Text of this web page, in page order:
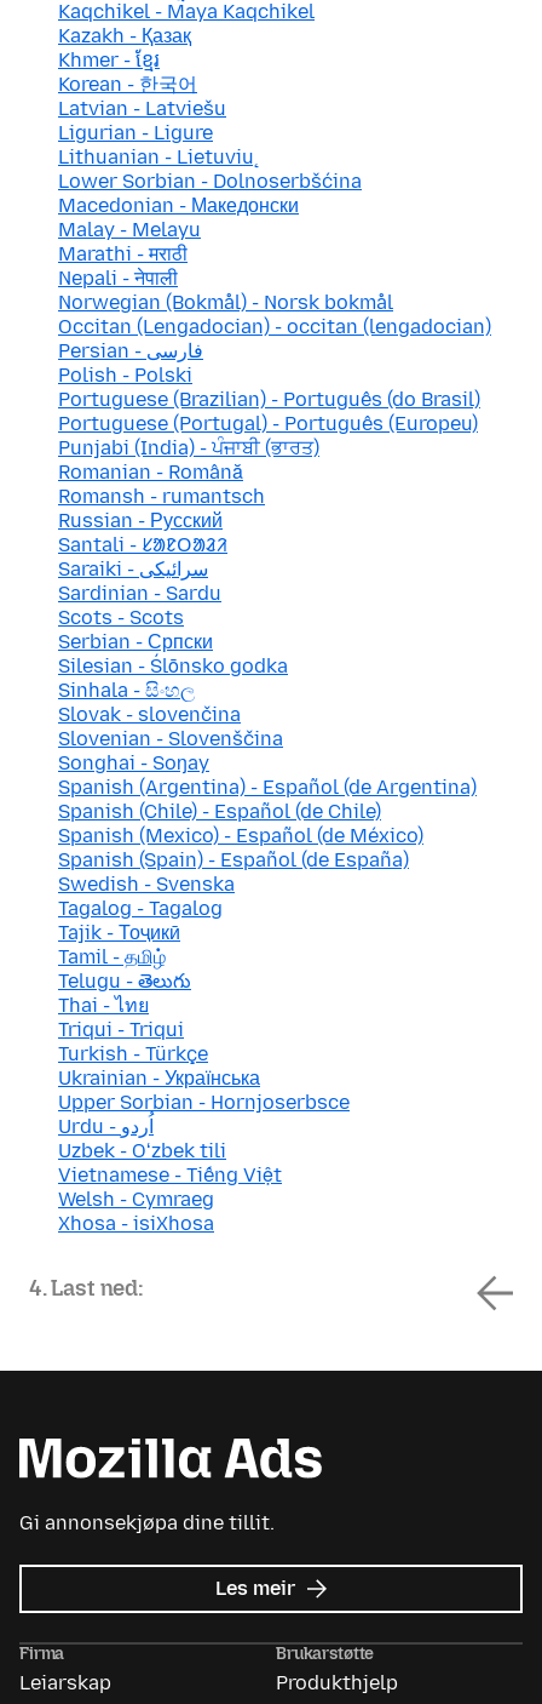
Kaqchikel - Maya Kaqchikel
Kazakh - Қазақ
Khmer - ខ្មែរ
Korean - 한국어
Latvian - Latviešu
Ligurian - Ligure
Lithuanian - Lietuvių
Lower Sorbian - Dolnoserbšćina
Macedonian - Македонски
Malay - Melayu
Marathi - मराठी
Nepali - नेपाली
Norwegian (Bokmål) - Norsk bokmål
Occitan (Lengadocian) - occitan (lengadocian)
Persian - فارسی
Polish - Polski
Portuguese (Brazilian) - Português (do Brasil)
Portuguese (Portugal) - Português (Europeu)
Punjabi (India) - ਪੰਜਾਬੀ (ਭਾਰਤ)
Romanian - Română
Romansh - rumantsch
Russian - Русский
Santali - ᱥᱟᱱᱛᱟᱲᱤ
Saraiki - سرائیکی
Sardinian - Sardu
Scots - Scots
Serbian - Српски
Silesian - Ślōnsko godka
Sinhala - සිංහල
Slovak - slovenčina
Slovenian - Slovenščina
Songhai - Soŋay
Spanish (Argentina) - Español (de Argentina)
Spanish (Chile) - Español (de Chile)
Spanish (Mexico) - Español (de México)
Spanish (Spain) - Español (de España)
Swedish - Svenska
Tagalog - Tagalog
Tajik - Тоҷикӣ
Tamil - தமிழ்
Telugu - తెలుగు
Thai - ไทย
Triqui - Triqui
Turkish - Türkçe
Ukrainian - Українська
Upper Sorbian - Hornjoserbsce
Urdu - اُردو
Uzbek - Oʻzbek tili
Vietnamese - Tiếng Việt
Welsh - Cymraeg
Xhosa - isiXhosa
4. Last ned:
Gi annonsekjøpa dine tillit.
Les meir om
Mozilla
Firma
Leiarskap
Brukarstøtte
Produkthjelp